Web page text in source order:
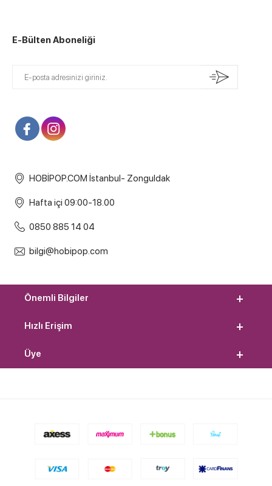
E-Bülten Aboneliği
HOBİPOP.COM İstanbul- Zonguldak
Hafta içi 09:00-18.00
0850 885 14 04
bilgi@hobipop.com
Önemli Bilgiler
Hızlı Erişim
Üye